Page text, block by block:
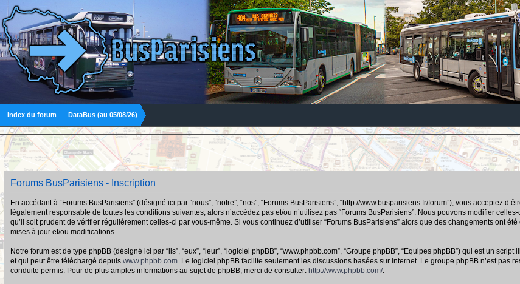
Index du forum DataBus (au 05/08/26)
Forums BusParisiens - Inscription
En accédant à “Forums BusParisiens” (désigné ici par “nous”, “notre”, “nos”, “Forums BusParisiens”, “http://www.busparisiens.fr/forum”), vous acceptez
légalement responsable de toutes les conditions suivantes, alors n’accédez pas et/ou n’utilisez pas “Forums BusParisiens”. Nous pouvons modifier
qu’il soit prudent de vérifier régulièrement celles-ci par vous-même. Si vous continuez d’utiliser “Forums BusParisiens” alors que des changements ont
mises à jour et/ou modifications.
Notre forum est de type phpBB (désigné ici par “ils”, “eux”, “leur”, “logiciel phpBB”, “www.phpbb.com”, “Groupe phpBB”, “Equipes phpBB”) qui est un
et qui peut être téléchargé depuis www.phpbb.com. Le logiciel phpBB facilite seulement les discussions basées sur internet. Le groupe phpBB n’est pas
conduite permis. Pour de plus amples informations au sujet de phpBB, merci de consulter: http://www.phpbb.com/.